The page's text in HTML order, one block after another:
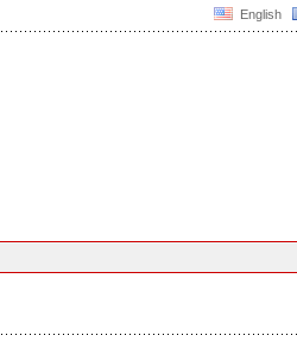
English